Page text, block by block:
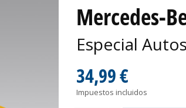
Mercedes-
Especial
34,99 €
Impuestos incluidos